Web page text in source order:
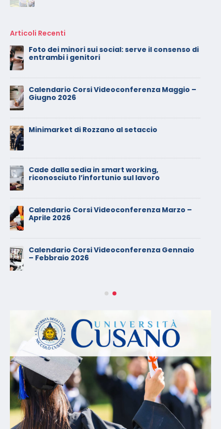
Articoli Recenti
Calendario Corsi Videoconferenza
Novembre – Dicembre 2025
Il rilascio degli attestati di formazione: è un
diritto dei lavoratori
Calendario Corsi Videoconferenza
Calendario Corsi Videoconferenza Giugno –
Luglio 2025
Chi Siamo
CONFEUROPA ACADEMY è una Associazione, indirizzata al
mondo della Sicurezza sul Lavoro.